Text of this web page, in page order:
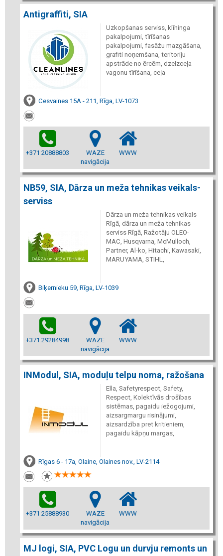
Antigraffiti, SIA
Uzkopšanas serviss, klīninga
pakalpojumi, tīrīšanas
pakalpojumi, fasāžu mazgāšana,
grafiti noņemšana, teritoriju
apstrāde no ērcēm, dzelzceļa
vagonu tīrīšana, ceļa
Cesvaines 15A - 211, Rīga, LV-1073
+371 20888803
WAZE
navigācija
WWW
NB59, SIA, Dārza un meža tehnikas veikals-
serviss
Dārza un meža tehnikas veikals
Rīgā, dārza un meža tehnikas
serviss Rīgā, Ražotāju OLEO-
MAC, Husqvarna, McMulloch,
Partner, Al-ko, Hitachi, Kawasaki,
MARUYAMA, STIHL,
Biķernieku 59, Rīga, LV-1039
+371 29284998
WAZE
navigācija
WWW
INModul, SIA, moduļu telpu noma, ražošana
Ella, Safetyrespect, Safety,
Respect, Kolektīvās drošības
sistēmas, pagaidu iežogojumi,
aizsargmargu risinājumi,
aizsardzība pret kritieniem,
pagaidu kāpņu margas,
Rīgas 6 - 17a, Olaine, Olaines nov., LV-2114
+371 25888930
WAZE
navigācija
WWW
MJ logi, SIA, PVC Logu un durvju remonts un